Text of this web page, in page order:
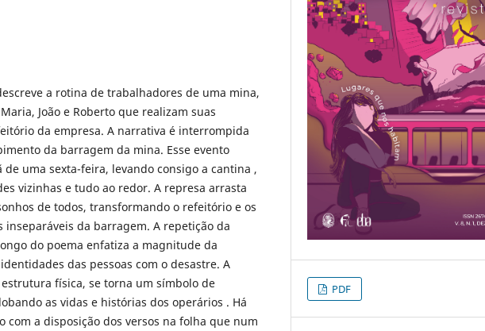
a rotina de trabalhadores de uma mina,
João e Roberto que realizam suas
da empresa. A narrativa é interrompida
da barragem da mina. Esse evento
uma sexta-feira, levando consigo a cantina ,
vizinhas e tudo ao redor. A represa arrasta
de todos, transformando o refeitório e os
da barragem. A repetição da
do poema enfatiza a magnitude da
das pessoas com o desastre. A
física, se torna um símbolo de
as vidas e histórias dos operários . Há
com a disposição dos versos na folha que num
PDF